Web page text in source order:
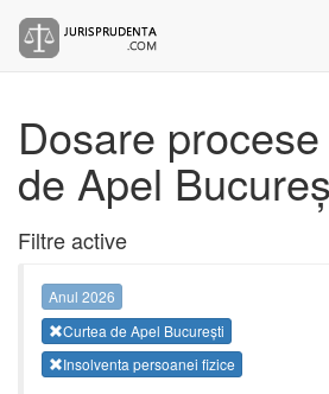
Dosare
de Apel
Filtre active
Anul 2026
Curtea de Apel București
Insolventa persoanei fizice